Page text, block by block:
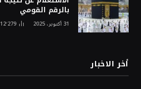
بالرقم القومي
31 أكتوبر، 2025 12٬279
أخر الاخبار